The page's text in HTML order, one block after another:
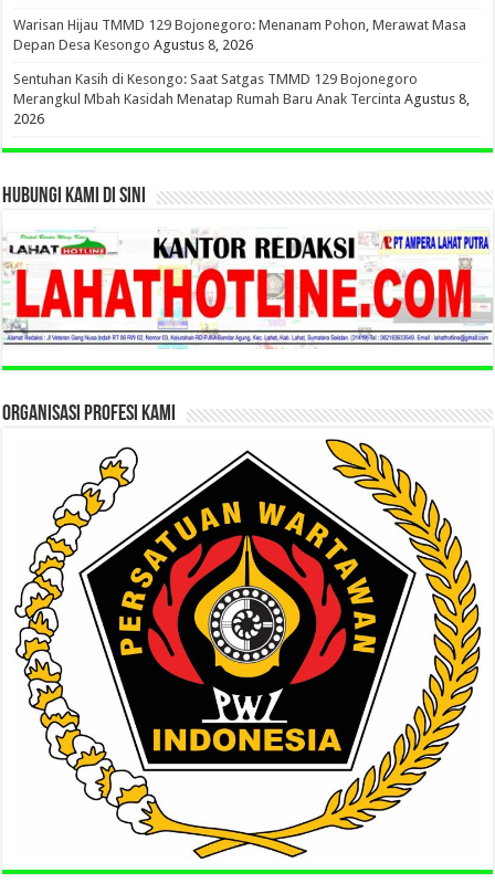
Warisan Hijau TMMD 129 Bojonegoro: Menanam Pohon, Merawat Masa
Depan Desa Kesongo Agustus 8, 2026
Sentuhan Kasih di Kesongo: Saat Satgas TMMD 129 Bojonegoro
Merangkul Mbah Kasidah Menatap Rumah Baru Anak Tercinta Agustus 8,
2026
HUBUNGI KAMI DI SINI
ORGANISASI PROFESI KAMI